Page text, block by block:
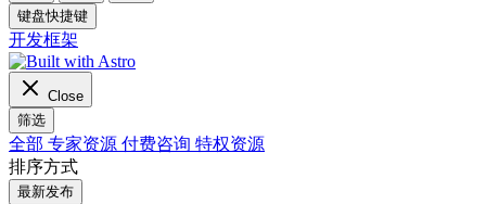
键盘快捷键
开发框架
Close
筛选
全部 专家资源 付费咨询 特权资源
排序方式
最新发布